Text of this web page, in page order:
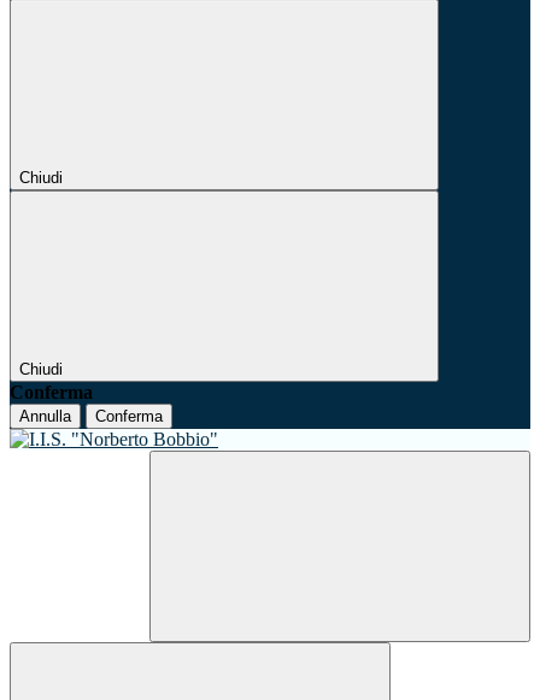
Chiudi
Chiudi
Conferma
Annulla Conferma